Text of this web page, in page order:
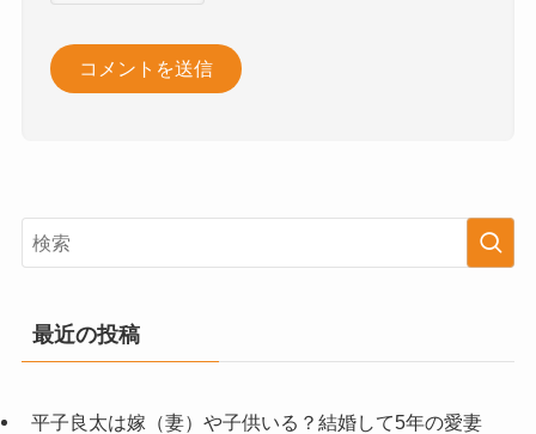
最近の投稿
平子良太は嫁（妻）や子供いる？結婚して5年の愛妻